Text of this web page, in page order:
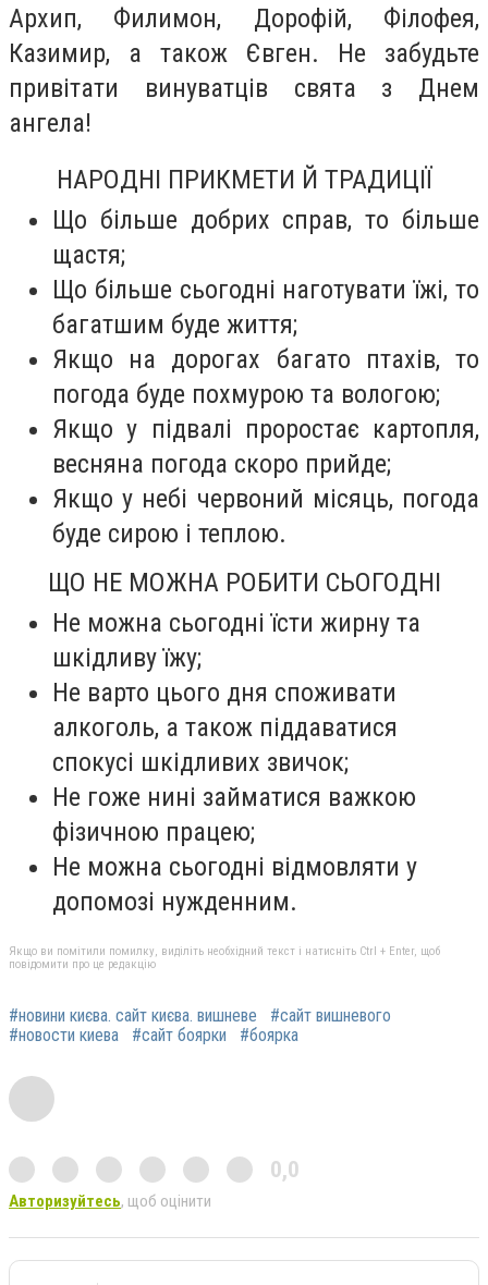
Архип, Филимон, Дорофій, Філофея,
Казимир, а також Євген. Не забудьте
привітати винуватців свята з Днем
ангела!
НАРОДНІ ПРИКМЕТИ Й ТРАДИЦІЇ
Що більше добрих справ, то більше
щастя;
Що більше сьогодні наготувати їжі, то
багатшим буде життя;
Якщо на дорогах багато птахів, то
погода буде похмурою та вологою;
Якщо у підвалі проростає картопля,
весняна погода скоро прийде;
Якщо у небі червоний місяць, погода
буде сирою і теплою.
ЩО НЕ МОЖНА РОБИТИ СЬОГОДНІ
Не можна сьогодні їсти жирну та
шкідливу їжу;
Не варто цього дня споживати
алкоголь, а також піддаватися
спокусі шкідливих звичок;
Не гоже нині займатися важкою
фізичною працею;
Не можна сьогодні відмовляти у
допомозі нужденним.
Якщо ви помітили помилку, виділіть необхідний текст і натисніть Ctrl + Enter, щоб
повідомити про це редакцію
#новини києва. сайт києва. вишневе
#сайт вишневого
#новости киева
#сайт боярки #боярка
0,0
Авторизуйтесь, щоб оцінити